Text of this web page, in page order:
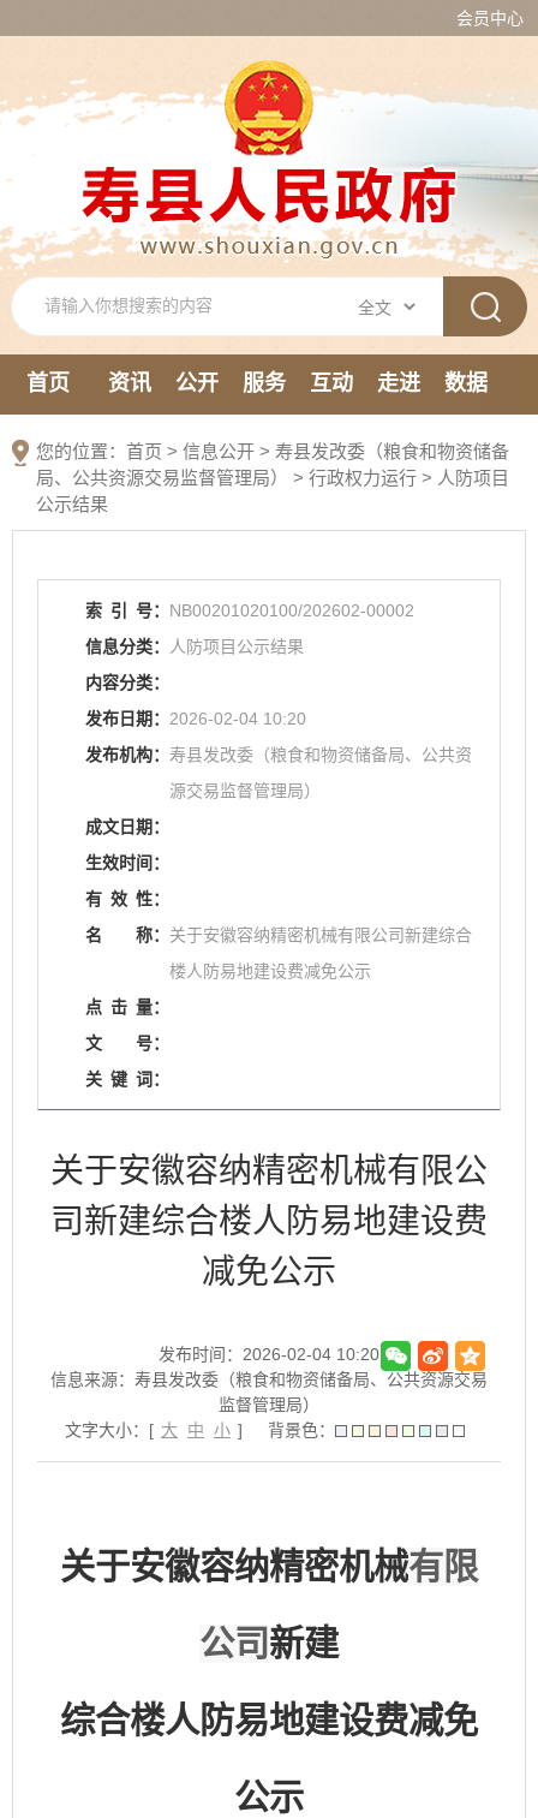
会员中心
首页 资讯 公开 服务 互动 走进
数据
您的位置： 首页 > 信息公开 > 寿县发改委（粮食和物资储备
局、公共资源交易监督管理局） > 行政权力运行 > 人防项目
公示结果
索 引 号： NB00201020100/202602-00002
信息分类：
人防项目公示结果
内容分类：
发布日期： 2026-02-04 10:20
发布机构： 寿县发改委（粮食和物资储备局、公共资
源交易监督管理局）
成文日期：
生效时间：
有 效 性：
名
称： 关于安徽容纳精密机械有限公司新建综合
楼人防易地建设费减免公示
点 击 量：
文
号：
关 键 词：
关于安徽容纳精密机械有限公
司新建综合楼人防易地建设费
减免公示
发布时间：2026-02-04 10:20
信息来源：寿县发改委（粮食和物资储备局、公共资源交易
监督管理局）
文字大小：[ 大 中 小 ] 背景色：
关于安徽容纳精密机械有限
公司新建
综合楼人防易地建设费减免
公示